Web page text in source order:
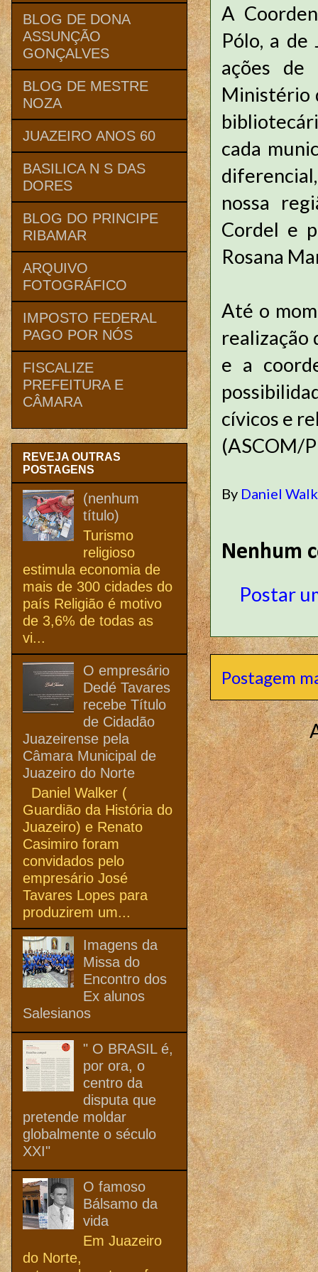
A
Pólo, a
ações de
Ministério
cada
nossa
Cordel e
Rosana
Até o
realização
e a
cívicos e
(ASCOM/
By Daniel
Nenhum
Postar
Postagem
BLOG DE DONA
ASSUNÇÃO
GONÇALVES
BLOG DE MESTRE
NOZA
JUAZEIRO ANOS 60
BASILICA N S DAS
DORES
BLOG DO PRINCIPE
RIBAMAR
ARQUIVO
FOTOGRÁFICO
IMPOSTO FEDERAL
PAGO POR NÓS
FISCALIZE
PREFEITURA E
CÂMARA
REVEJA OUTRAS
POSTAGENS
(nenhum
título)
Turismo
religioso
estimula economia de
mais de 300 cidades do
país Religião é motivo
de 3,6% de todas as
vi...
O empresário
Dedé Tavares
recebe Título
de Cidadão
Juazeirense pela
Câmara Municipal de
Juazeiro do Norte
Daniel Walker (
Guardião da História do
Juazeiro) e Renato
Casimiro foram
convidados pelo
empresário José
Tavares Lopes para
produzirem um...
Imagens da
Missa do
Encontro dos
Ex alunos
Salesianos
" O BRASIL é,
por ora, o
centro da
disputa que
pretende moldar
globalmente o século
XXI"
O famoso
Bálsamo da
vida
Em Juazeiro
do Norte,